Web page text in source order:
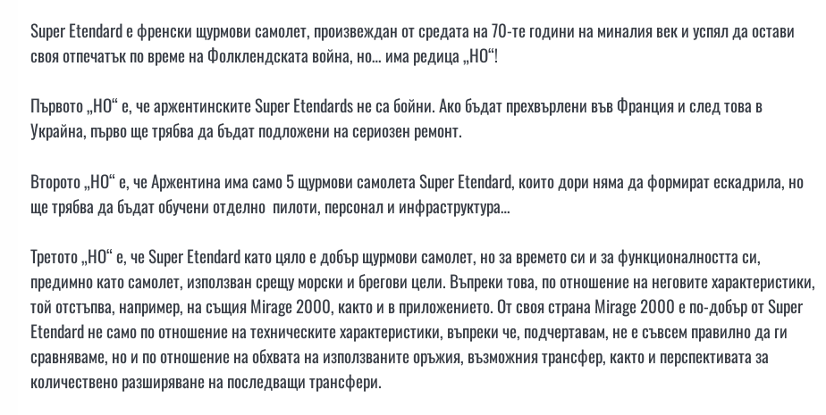
Super Etendard е френски щурмови самолет, произвеждан от средата на 70-те години на миналия век и успял да остави
своя отпечатък по време на Фолклендската война, но… има редица „НО“!
Първото „НО“ е, че аржентинските Super Etendards не са бойни. Ако бъдат прехвърлени във Франция и след това в
Украйна, първо ще трябва да бъдат подложени на сериозен ремонт.
Второто „НО“ е, че Аржентина има само 5 щурмови самолета Super Etendard, които дори няма да формират ескадрила, но
ще трябва да бъдат обучени отделно пилоти, персонал и инфраструктура…
Третото „НО“ е, че Super Etendard като цяло е добър щурмови самолет, но за времето си и за функционалността си,
предимно като самолет, използван срещу морски и брегови цели. Въпреки това, по отношение на неговите характеристики,
той отстъпва, например, на същия Mirage 2000, както и в приложението. От своя страна Mirage 2000 е по-добър от Super
Etendard не само по отношение на техническите характеристики, въпреки че, подчертавам, не е съвсем правилно да ги
сравняваме, но и по отношение на обхвата на използваните оръжия, възможния трансфер, както и перспективата за
количествено разширяване на последващи трансфери.